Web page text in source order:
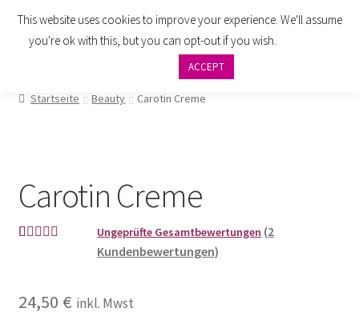
Zur
Navigation
Zum
Inhalt
Versand
Startseite Beauty Carotin Creme
Carotin Creme
Kundenbewe
Ungeprüfte Gesamtbewertungen (2
Kundenbewertungen)
24,50 € inkl. Mwst
This website uses cookies to improve your experience. We'll assume
you're ok with this, but you can opt-out if you wish.
ACCEPT